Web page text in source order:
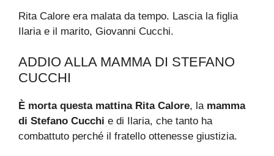
Rita Calore era malata da tempo. Lascia la figlia
Ilaria e il marito, Giovanni Cucchi.
ADDIO ALLA MAMMA DI STEFANO
CUCCHI
È morta questa mattina Rita Calore, la mamma
di Stefano Cucchi e di Ilaria, che tanto ha
combattuto perché il fratello ottenesse giustizia.